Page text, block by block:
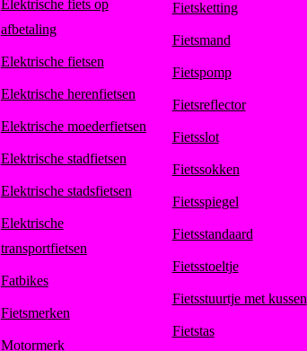
Elektrische fiets op
afbetaling
Elektrische fietsen
Elektrische herenfietsen
Elektrische moederfietsen
Elektrische stadfietsen
Elektrische stadsfietsen
Elektrische
transportfietsen
Fatbikes
Fietsmerken
Motormerk
Fietsketting
Fietsmand
Fietspomp
Fietsreflector
Fietsslot
Fietssokken
Fietsspiegel
Fietsstandaard
Fietsstoeltje
Fietsstuurtje met kussen
Fietstas